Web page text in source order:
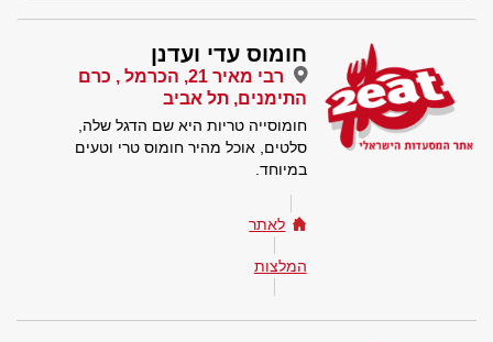
חומוס עדי ועדנן
רבי מאיר 21, הכרמל , כרם
התימנים, תל אביב
חומוסייה טריות היא שם הדגל שלה,
סלטים, אוכל מהיר חומוס טרי וטעים
במיוחד.
לאתר
המלצות